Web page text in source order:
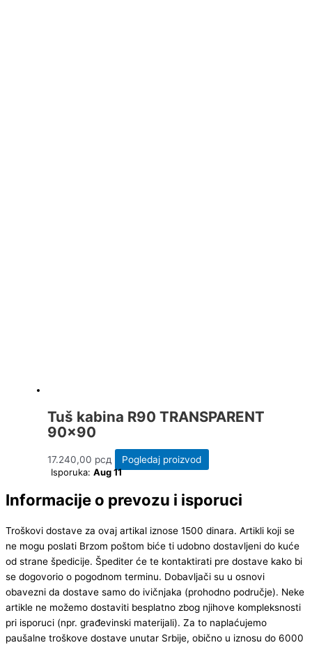
Tuš kabina R90 TRANSPARENT
90×90
17.240,00 рсд
Pogledaj proizvod
Isporuka: Aug 11
Informacije o prevozu i isporuci
Troškovi dostave za ovaj artikal iznose 1500 dinara. Artikli koji se
ne mogu poslati Brzom poštom biće ti udobno dostavljeni do kuće
od strane špedicije. Špediter će te kontaktirati pre dostave kako bi
se dogovorio o pogodnom terminu. Dobavljači su u osnovi
obavezni da dostave samo do ivičnjaka (prohodno područje). Neke
artikle ne možemo dostaviti besplatno zbog njihove kompleksnosti
pri isporuci (npr. građevinski materijali). Za to naplaćujemo
paušalne troškove dostave unutar Srbije, obično u iznosu do 6000